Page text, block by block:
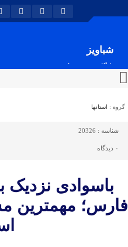
شباویز
پایگاه خبری شباویز
گروه : استانها
شناسه : 20326
۰ دیدگاه
فارس؛ مهمترین